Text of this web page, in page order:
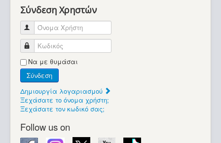
Σύνδεση Χρηστών
Όνομα Χρήστη
Κωδικός
Να με θυμάσαι
Σύνδεση
Δημιουργία λογαριασμού
Ξεχάσατε το όνομα χρήστη;
Ξεχάσατε τον κωδικό σας;
Follow us on